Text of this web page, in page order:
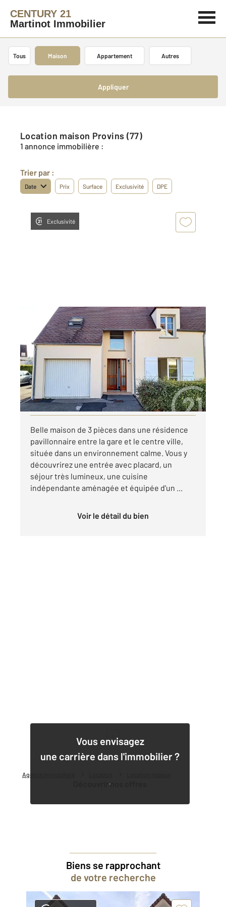
CENTURY 21
Martinot Immobilier
Tous Maison Appartement Autres
Appliquer
Agence immobilière
Location maison Provins (77)
1 annonce immobilière :
Trier par :
Date Prix Surface Exclusivité DPE
Exclusivité
PROVINS 77
89,75 m2, 4 pièces
Ref : 50456
Maison à louer
1 054 €
par mois charges comprises
Visiter le site dédié
Belle maison de 3 pièces dans une résidence
pavillonnaire entre la gare et le centre ville,
située dans un environnement calme. Vous y
découvrirez une entrée avec placard, un
séjour très lumineux, une cuisine
indépendante aménagée et équipée d'un ...
Voir le détail du bien
Vous envisagez
une carrière dans l'immobilier ?
Découvrir nos offres
Biens se rapprochant
de votre recherche